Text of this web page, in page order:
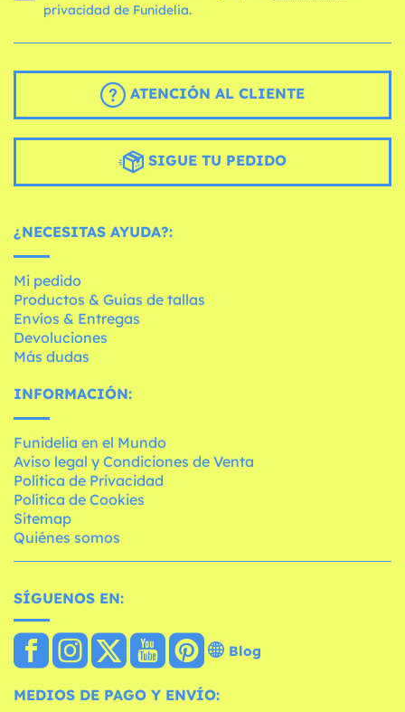
privacidad de Funidelia.
ATENCIÓN AL CLIENTE
SIGUE TU PEDIDO
¿NECESITAS AYUDA?:
Mi pedido
Productos & Guías de tallas
Envíos & Entregas
Devoluciones
Más dudas
INFORMACIÓN:
Funidelia en el Mundo
Aviso legal y Condiciones de Venta
Política de Privacidad
Política de Cookies
Sitemap
Quiénes somos
SÍGUENOS EN:
Blog
MEDIOS DE PAGO Y ENVÍO: